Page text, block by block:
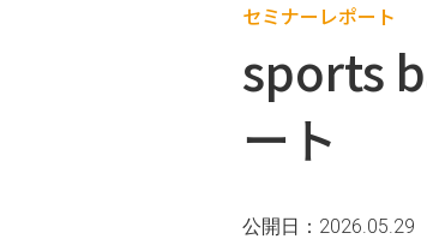
セミナーレポート
sports
ート
公開日：2026.05.29